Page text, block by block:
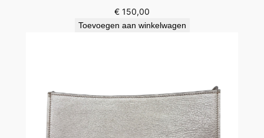
€ 150,00
Toevoegen aan winkelwagen